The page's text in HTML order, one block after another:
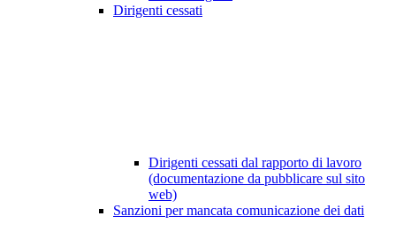
Dirigenti cessati
Dirigenti cessati dal rapporto di lavoro
(documentazione da pubblicare sul sito
web)
Sanzioni per mancata comunicazione dei dati